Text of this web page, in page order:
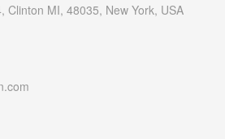
Clinton MI, 48035, New York, USA